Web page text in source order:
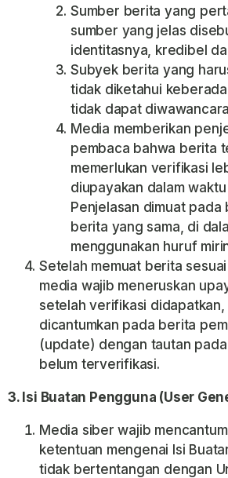
Sumber berita yang
sumber yang jelas
identitasnya, kredibel
Subyek berita yang
tidak diketahui
tidak dapat
Media memberikan
pembaca bahwa berita
memerlukan verifikasi
diupayakan dalam
Penjelasan dimuat pada
berita yang sama, di
menggunakan huruf
Setelah memuat berita
media wajib meneruskan
setelah verifikasi didapatkan,
dicantumkan pada berita
(update) dengan tautan
belum terverifikasi.
3. Isi Buatan Pengguna (User
Media siber wajib
ketentuan mengenai Isi
tidak bertentangan dengan